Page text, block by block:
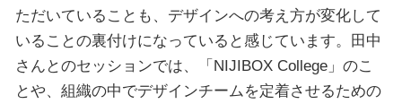
ただいていることも、デザインへの考え方が変化して
いることの裏付けになっていると感じています。田中
さんとのセッションでは、「NIJIBOX College」のこ
とや、組織の中でデザインチームを定着させるための